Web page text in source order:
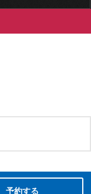
rights reserved.
予約する